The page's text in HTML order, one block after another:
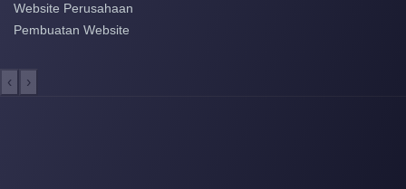
Website Perusahaan
Pembuatan Website
‹ ›